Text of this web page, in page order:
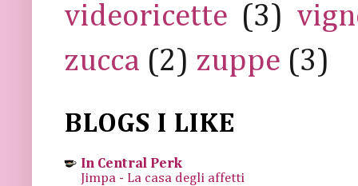
videoricette (3)
zucca (2) zuppe (3)
BLOGS I LIKE
In Central Perk
Jimpa - La casa degli affetti